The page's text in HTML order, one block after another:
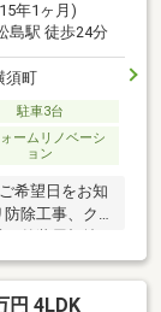
年1ヶ月)
島駅 徒歩24分
須町
駐車3台
ームリノベーシ
ョン
希望日をお知
除工事、ク
交換、洗面
襖張替え●その
置、照明器
円 4LDK